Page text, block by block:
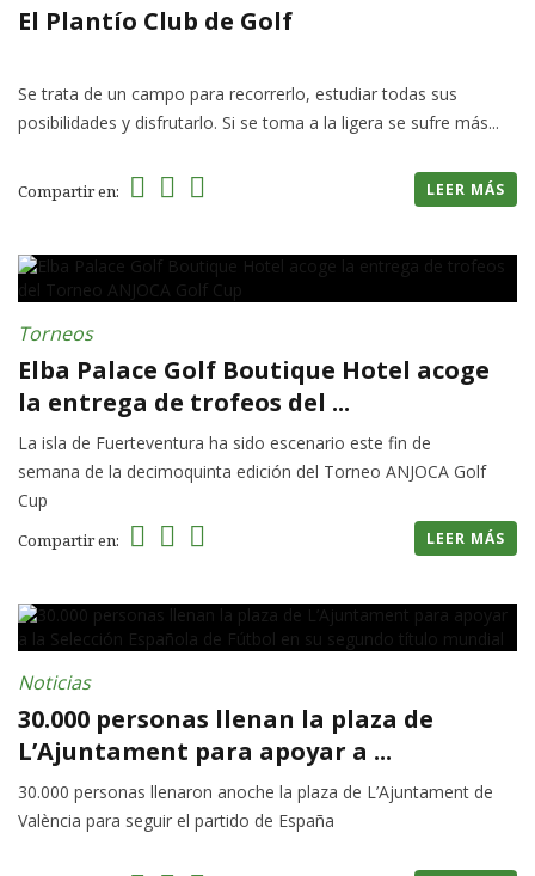
El Plantío Club de Golf
Se trata de un campo para recorrerlo, estudiar todas sus
posibilidades y disfrutarlo. Si se toma a la ligera se sufre más...
Compartir en: LEER MÁS
Torneos
Elba Palace Golf Boutique Hotel acoge
la entrega de trofeos del ...
La isla de Fuerteventura ha sido escenario este fin de
semana de la decimoquinta edición del Torneo ANJOCA Golf
Cup
Compartir en: LEER MÁS
Noticias
30.000 personas llenan la plaza de
L’Ajuntament para apoyar a ...
30.000 personas llenaron anoche la plaza de L’Ajuntament de
València para seguir el partido de España